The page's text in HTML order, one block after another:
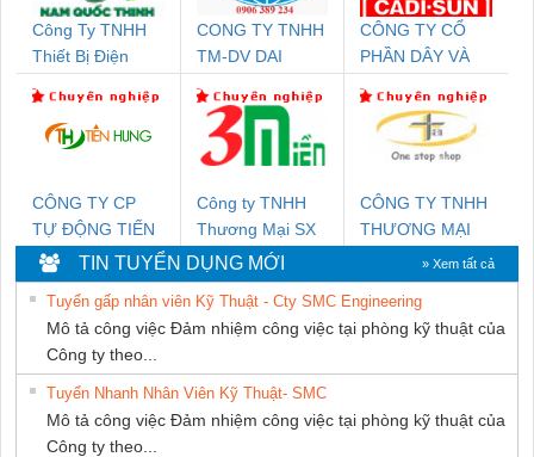
Công Ty TNHH
Thiết Bị Điện
CONG TY TNHH
TM-DV DAI
CÔNG TY CỔ
PHẦN DÂY VÀ
THƯỢNG ĐÌNH
CÔNG TY CP
TỰ ĐỘNG TIẾN
HƯNG
Công ty TNHH
Thương Mại SX
Ba Miền
CÔNG TY TNHH
THƯƠNG MẠI
THIÊN ÂN VIỆT
NAM
TIN TUYỂN DỤNG MỚI » Xem tất cả
Tuyển gấp nhân viên Kỹ Thuật - Cty SMC Engineering
Mô tả công việc Đảm nhiệm công việc tại phòng kỹ thuật của
Công ty theo...
Tuyển Nhanh Nhân Viên Kỹ Thuật- SMC
Mô tả công việc Đảm nhiệm công việc tại phòng kỹ thuật của
Công ty theo...